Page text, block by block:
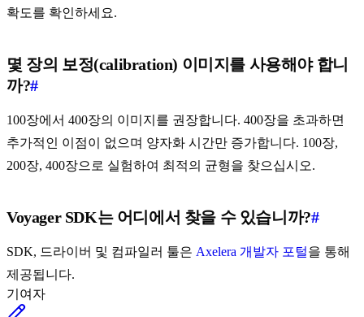
확도를 확인하세요.
몇 장의 보정(calibration) 이미지를 사용해야 합니
까?#
100장에서 400장의 이미지를 권장합니다. 400장을 초과하면
추가적인 이점이 없으며 양자화 시간만 증가합니다. 100장,
200장, 400장으로 실험하여 최적의 균형을 찾으십시오.
Voyager SDK는 어디에서 찾을 수 있습니까?#
SDK, 드라이버 및 컴파일러 툴은 Axelera 개발자 포털을 통해
제공됩니다.
기여자